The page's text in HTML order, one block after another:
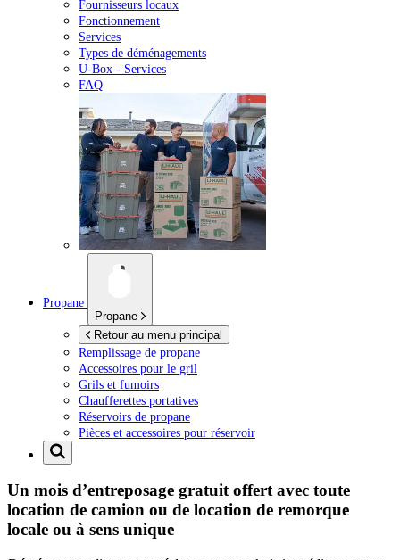
Fournisseurs locaux
Fonctionnement
Services
Types de déménagements
U-Box - Services
FAQ
Propane
Propane
Retour au menu principal
Remplissage de propane
Accessoires pour le gril
Grils et fumoirs
Chaufferettes portatives
Réservoirs de propane
Pièces et accessoires pour réservoir
Un mois d’entreposage gratuit offert avec toute
location de camion ou de location de remorque
locale ou à sens unique